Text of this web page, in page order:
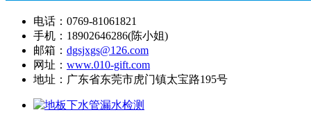
电话：0769-81061821
手机：18902646286(陈小姐)
邮箱： dgsjxgs@126.com
网址： www.010-gift.com
地址：广东省东莞市虎门镇太宝路195号